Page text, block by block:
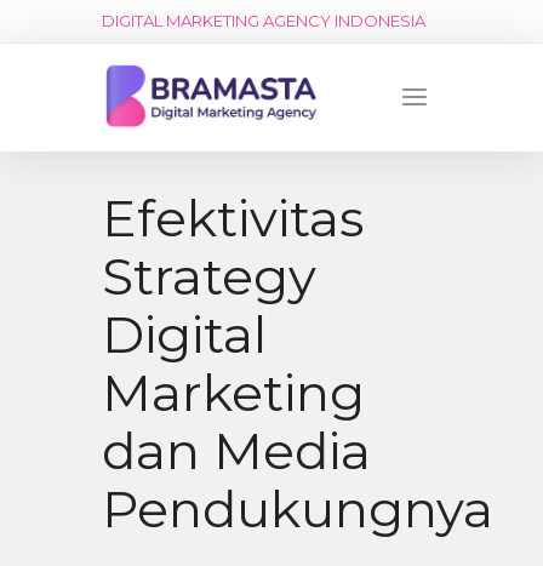
DIGITAL MARKETING AGENCY INDONESIA
Efektivitas
Strategy
Digital
Marketing
dan Media
Pendukungnya